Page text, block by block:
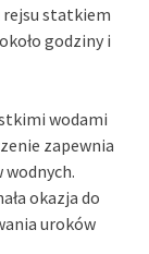
rejsu statkiem
godziny i
wodami
zapewnia
okazja do
uroków